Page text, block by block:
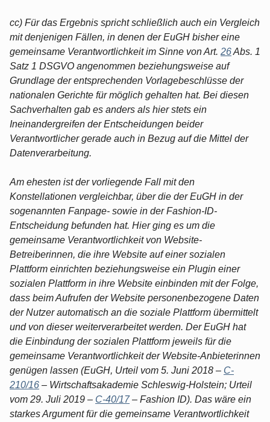
cc) Für das Ergebnis spricht schließlich auch ein Vergleich
mit denjenigen Fällen, in denen der EuGH bisher eine
gemeinsame Verantwortlichkeit im Sinne von Art. 26Abs. 1
Satz 1 DSGVO angenommen beziehungsweise auf
Grundlage der entsprechenden Vorlagebeschlüsse der
nationalen Gerichte für möglich gehalten hat. Bei diesen
Sachverhalten gab es anders als hier stets ein
Ineinandergreifen der Entscheidungen beider
Verantwortlicher gerade auch in Bezug auf die Mittel der
Datenverarbeitung.
Am ehesten ist der vorliegende Fall mit den
Konstellationen vergleichbar, über die der EuGH in der
sogenannten Fanpage- sowie in der Fashion-ID-
Entscheidung befunden hat. Hier ging es um die
gemeinsame Verantwortlichkeit von Website-
Betreiberinnen, die ihre Website auf einer sozialen
Plattform einrichten beziehungsweise ein Plugin einer
sozialen Plattform in ihre Website einbinden mit der Folge,
dass beim Aufrufen der Website personenbezogene Daten
der Nutzer automatisch an die soziale Plattform übermittelt
und von dieser weiterverarbeitet werden. Der EuGH hat
die Einbindung der sozialen Plattform jeweils für die
gemeinsame Verantwortlichkeit der Website-Anbieterinnen
genügen lassen (EuGH, Urteil vom 5. Juni 2018 – C-
210/16 – Wirtschaftsakademie Schleswig-Holstein; Urteil
vom 29. Juli 2019 – C-40/17– Fashion ID). Das wäre ein
starkes Argument für die gemeinsame Verantwortlichkeit